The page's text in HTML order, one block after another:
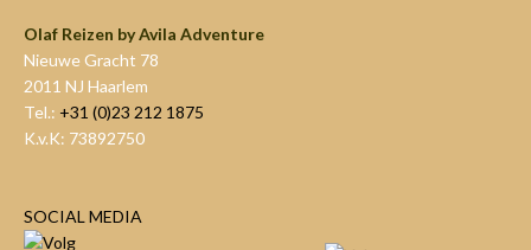
Olaf Reizen by Avila Adventure
Nieuwe Gracht 78
2011 NJ Haarlem
Tel.: +31 (0)23 212 1875
K.v.K: 73892750
SOCIAL MEDIA